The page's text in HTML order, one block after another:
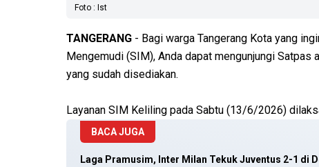
Foto : Ist
TANGERANG - Bagi warga Tangerang Kota yang
Mengemudi (SIM), Anda dapat mengunjungi
yang sudah disediakan.
Layanan SIM Keliling pada Sabtu (13/6/2026)
BACA JUGA
Laga Pramusim, Inter Milan Tekuk Juventus 2-1 di